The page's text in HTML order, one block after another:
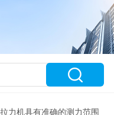
力机具有准确的测力范围